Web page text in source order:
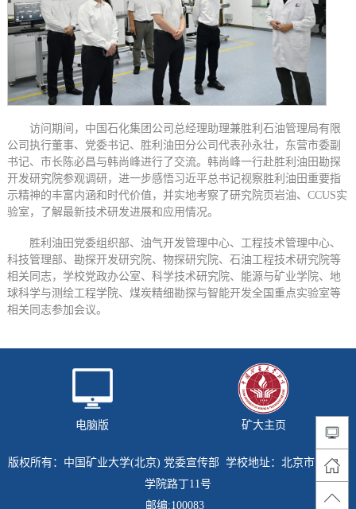
访问期间，中国石化集团公司总经理助理兼胜利石油管理局有限
公司执行董事、党委书记、胜利油田分公司代表孙永壮，东营市委副
书记、市长陈必昌与韩尚峰进行了交流。韩尚峰一行赴胜利油田勘探
开发研究院参观调研，进一步感悟习近平总书记视察胜利油田重要指
示精神的丰富内涵和时代价值，并实地考察了研究院页岩油、CCUS实
验室，了解最新技术研发进展和应用情况。
胜利油田党委组织部、油气开发管理中心、工程技术管理中心、
科技管理部、勘探开发研究院、物探研究院、石油工程技术研究院等
相关同志，学校党政办公室、科学技术研究院、能源与矿业学院、地
球科学与测绘工程学院、煤炭精细勘探与智能开发全国重点实验室等
相关同志参加会议。
电脑版 矿大主页
版权所有：中国矿业大学(北京) 党委宣传部 学校地址：北京市海淀区
学院路丁11号
邮编:100083